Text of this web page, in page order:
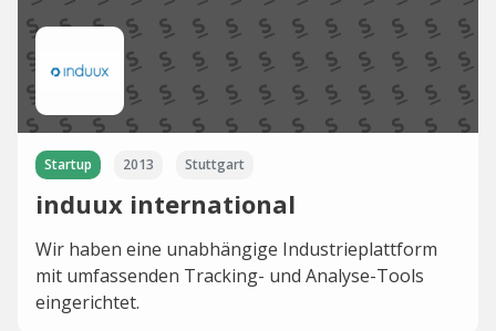
Startup 2013 Stuttgart
induux international
Wir haben eine unabhängige Industrieplattform
mit umfassenden Tracking- und Analyse-Tools
eingerichtet.